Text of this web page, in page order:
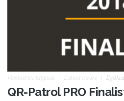
Posted by blignos Latest news Σχόλια
QR-Patrol PRO